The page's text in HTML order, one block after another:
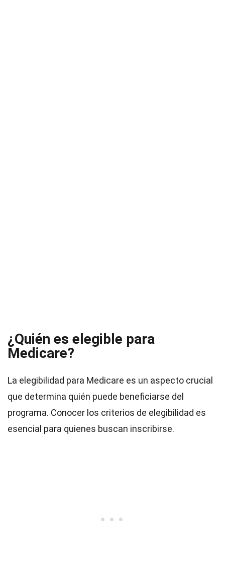
¿Quién es elegible para
Medicare?
La elegibilidad para Medicare es un aspecto crucial
que determina quién puede beneficiarse del
programa. Conocer los criterios de elegibilidad es
esencial para quienes buscan inscribirse.